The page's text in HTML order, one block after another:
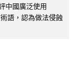
中國廣泛使用
語，認為做法侵蝕